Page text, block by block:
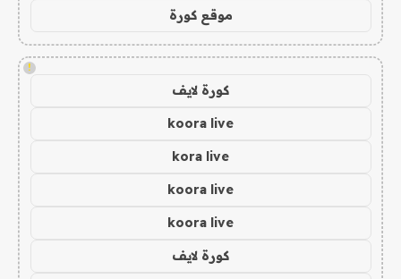
موقع كورة
!
كورة لايف
koora live
kora live
koora live
koora live
كورة لايف